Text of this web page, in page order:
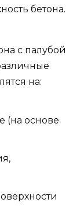
бетона.
с палубой
на:
(на основе